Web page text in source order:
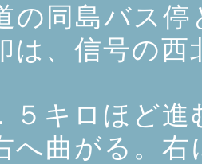
の同島バス
は、信号の
５キロほど
へ曲がる。